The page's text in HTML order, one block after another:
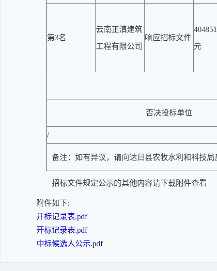
第3名
云南正滇建筑
工程有限公司
响应招标文件
元
否决投标单位
/
备注：如有异议，请向达日县农牧水利和科技局
招标文件规定公示的其他内容请下载附件查看
附件如下:
开标记录表.pdf
开标记录表.pdf
中标候选人公示.pdf